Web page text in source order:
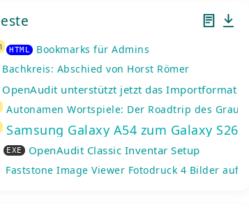
HTML Bookmarks für Admins
Bachkreis: Abschied von Horst Römer
OpenAudit unterstützt jetzt das Importformat
Autonamen Wortspiele: Der Roadtrip des
Samsung Galaxy A54 zum Galaxy
EXE OpenAudit Classic Inventar Setup
Faststone Image Viewer Fotodruck 4 Bilder auf